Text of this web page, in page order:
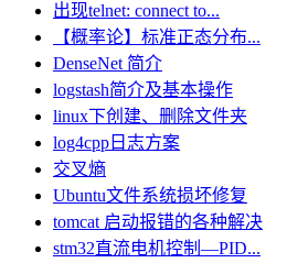
出现telnet: connect to...
【概率论】标准正态分布...
DenseNet 简介
logstash简介及基本操作
linux下创建、删除文件夹
log4cpp日志方案
交叉熵
Ubuntu文件系统损坏修复
tomcat 启动报错的各种解决
stm32直流电机控制—PID...